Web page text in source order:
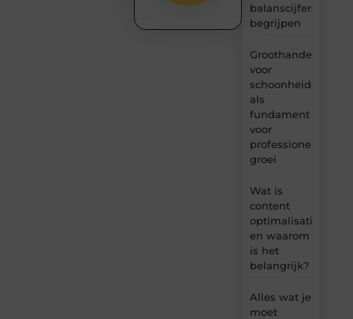
balanscijfers
begrijpen
Groothandel
voor
als
fundament
voor
professionele
groei
Wat is
content
optimalisatie
en waarom
is het
belangrijk?
Alles wat je
moet